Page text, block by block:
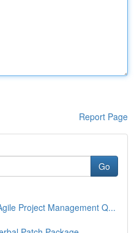
Report Page
Go
Project Management Q...